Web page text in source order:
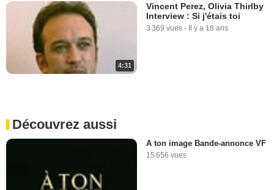
4:31
Vincent Perez, Olivia Thirlby
Interview : Si j'étais toi
3 369 vues - Il y a 18 ans
Découvrez aussi
A ton image Bande-annonce VF
15 656 vues